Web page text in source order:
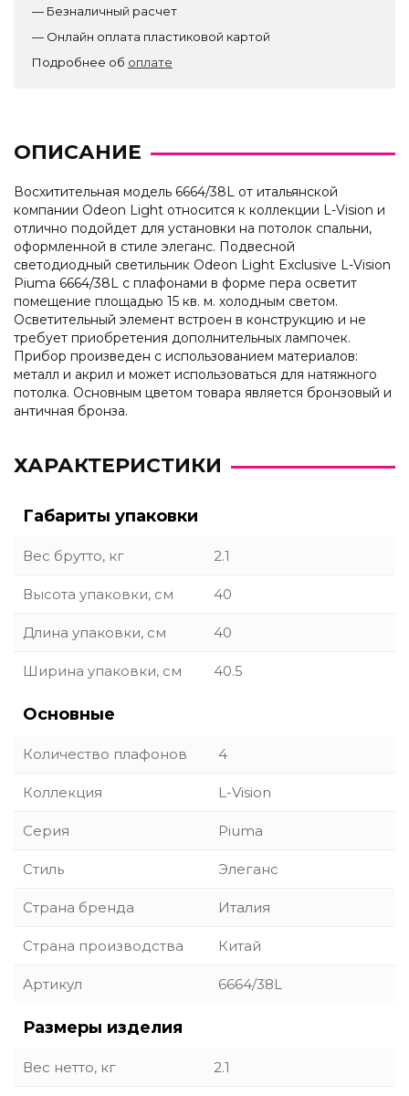
— Безналичный расчет
— Онлайн оплата пластиковой картой
Подробнее об оплате
ОПИСАНИЕ
Восхитительная модель 6664/38L от итальянской
компании Odeon Light относится к коллекции L-Vision и
отлично подойдет для установки на потолок спальни,
оформленной в стиле элеганс. Подвесной
светодиодный светильник Odeon Light Exclusive L-Vision
Piuma 6664/38L с плафонами в форме пера осветит
помещение площадью 15 кв. м. холодным светом.
Осветительный элемент встроен в конструкцию и не
требует приобретения дополнительных лампочек.
Прибор произведен с использованием материалов:
металл и акрил и может использоваться для натяжного
потолка. Основным цветом товара является бронзовый и
античная бронза.
ХАРАКТЕРИСТИКИ
Габариты упаковки
Вес брутто, кг 2.1
Высота упаковки, см 40
Длина упаковки, см 40
Ширина упаковки, см 40.5
Основные
Количество плафонов 4
Коллекция L-Vision
Серия Piuma
Стиль Элеганс
Страна бренда Италия
Страна производства Китай
Артикул 6664/38L
Размеры изделия
Вес нетто, кг 2.1